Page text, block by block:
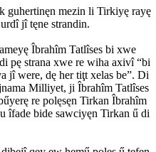
guhertinęn mezin li Tirkiyę rayę
jî tęne strandin.
Îbrahîm Tatlîses bi xwe
pę strana xwe re wiha axivî “bi
jî were, dę her tiţt xelas be”. Di
Milliyet, ji Îbrahîm Tatlîses
re polęsęn Tirkan Îbrahîm
îfade bide sawciyęn Tirkan ű di